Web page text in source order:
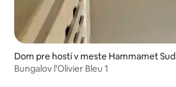
Dom pre hostí v meste Hammamet Sud
Bungalov l'Olivier Bleu 1